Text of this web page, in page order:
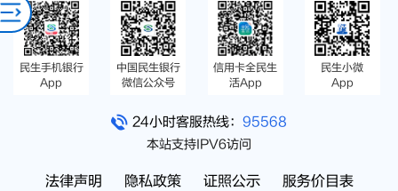
民生手机银行
App
中国民生银行
微信公众号
信用卡全民生
活App
民生小微
App
24小时客服热线： 95568
本站支持IPV6访问
法律声明 隐私政策 证照公示 服务价目表